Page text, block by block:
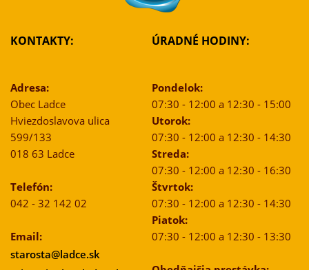
KONTAKTY:
Adresa:
Obec Ladce
Hviezdoslavova ulica
599/133
018 63 Ladce
Telefón:
042 - 32 142 02
Email:
starosta@ladce.sk
ÚRADNÉ HODINY:
Pondelok:
07:30 - 12:00 a 12:30 - 15:00
Utorok:
07:30 - 12:00 a 12:30 - 14:30
Streda:
07:30 - 12:00 a 12:30 - 16:30
Štvrtok:
07:30 - 12:00 a 12:30 - 14:30
Piatok:
07:30 - 12:00 a 12:30 - 13:30